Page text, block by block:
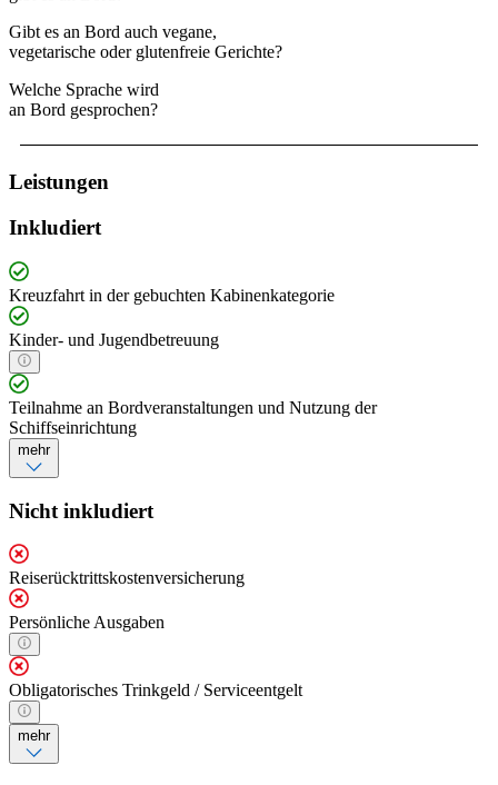
Gibt es an Bord auch vegane,
vegetarische oder glutenfreie Gerichte?
Welche Sprache wird
an Bord gesprochen?
Leistungen
Inkludiert
Kreuzfahrt in der gebuchten Kabinenkategorie
Kinder- und Jugendbetreuung
Teilnahme an Bordveranstaltungen und Nutzung der
Schiffseinrichtung
mehr
Nicht inkludiert
Reiserücktrittskostenversicherung
Persönliche Ausgaben
Obligatorisches Trinkgeld / Serviceentgelt
mehr